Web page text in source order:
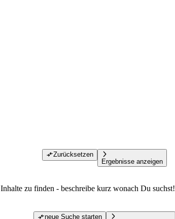
Zurücksetzen
Ergebnisse anzeigen
zu finden - beschreibe kurz wonach Du suchst!
neue Suche starten